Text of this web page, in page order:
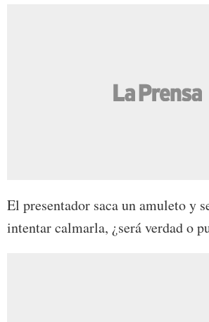
El presentador saca un amuleto y
intentar calmarla, ¿será verdad o